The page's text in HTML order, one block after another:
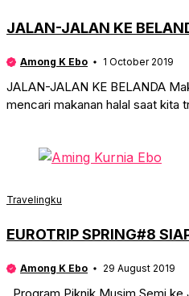
JALAN-JALAN KE
Among K Ebo 1 October 2019
JALAN-JALAN KE BELANDA
mencari makanan halal saat kita
Travelingku
EUROTRIP SPRING#8
Among K Ebo 29 August 2019